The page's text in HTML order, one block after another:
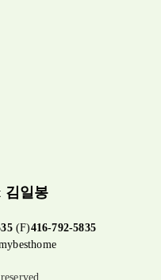
김일봉
(F)416-792-5835